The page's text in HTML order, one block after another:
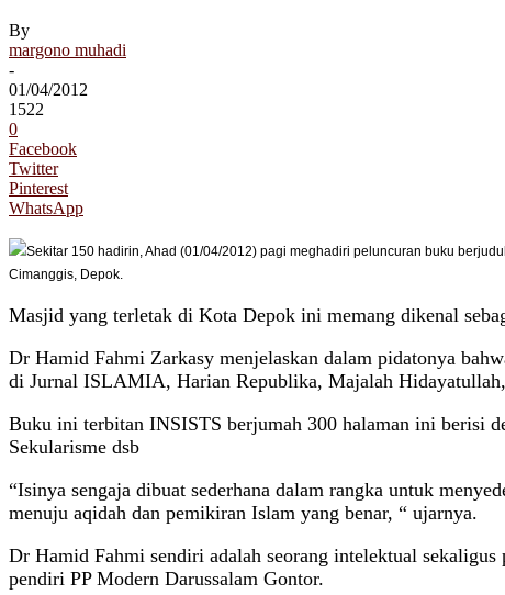
By
margono muhadi
-
01/04/2012
1522
0
Facebook
Twitter
Pinterest
WhatsApp
Sekitar 150 hadirin, Ahad (01/04/2012) pagi meghadiri peluncuran buku
Cimanggis, Depok.
Masjid yang terletak di Kota Depok ini memang dikenal
Dr Hamid Fahmi Zarkasy menjelaskan dalam pidatonya
di Jurnal ISLAMIA, Harian Republika, Majalah
Buku ini terbitan INSISTS berjumah 300 halaman ini berisi
Sekularisme dsb
“Isinya sengaja dibuat sederhana dalam rangka untuk
menuju aqidah dan pemikiran Islam yang benar, “ ujarnya.
Dr Hamid Fahmi sendiri adalah seorang intelektual
pendiri PP Modern Darussalam Gontor.